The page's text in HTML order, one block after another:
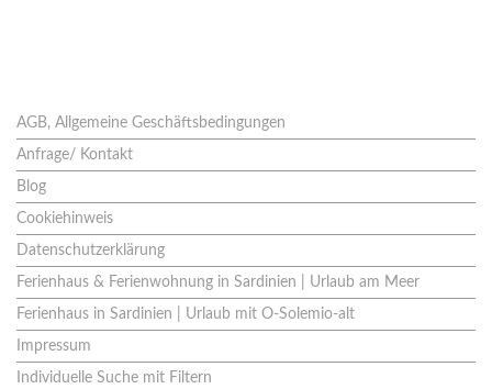
AGB, Allgemeine Geschäftsbedingungen
Anfrage/ Kontakt
Blog
Cookiehinweis
Datenschutzerklärung
Ferienhaus & Ferienwohnung in Sardinien | Urlaub am Meer
Ferienhaus in Sardinien | Urlaub mit O-Solemio-alt
Impressum
Individuelle Suche mit Filtern